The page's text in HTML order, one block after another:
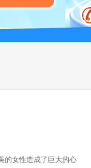
的女性造成了巨大的心